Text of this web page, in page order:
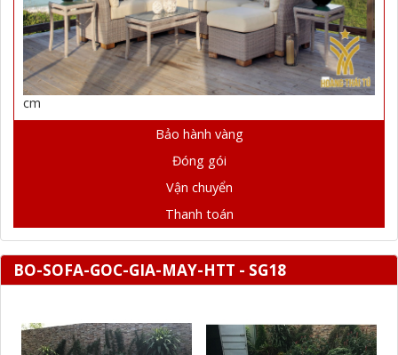
cm
Bảo hành vàng
Đóng gói
Vận chuyển
Thanh toán
BO-SOFA-GOC-GIA-MAY-HTT - SG18